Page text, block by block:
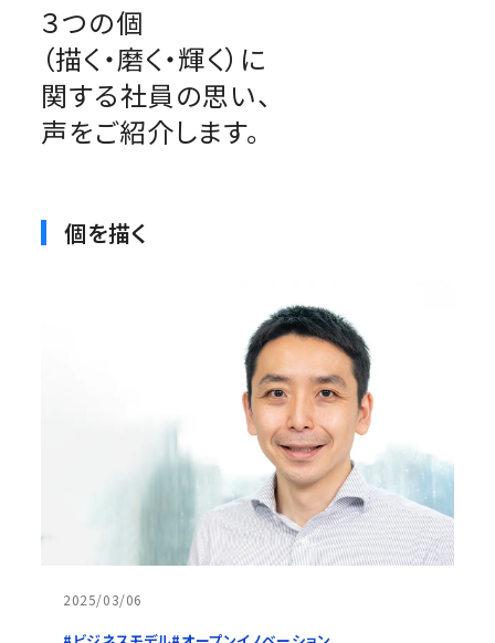
３つの個
（描く・磨く・輝く）に
関する社員の思い、
声をご紹介します。
個を描く
2025/03/06